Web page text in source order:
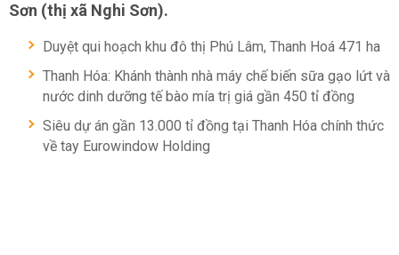
Sơn (thị xã Nghi Sơn).
Duyệt qui hoạch khu đô thị Phú Lâm, Thanh Hoá 471 ha
Thanh Hóa: Khánh thành nhà máy chế biến sữa gạo lứt và
nước dinh dưỡng tế bào mía trị giá gần 450 tỉ đồng
Siêu dự án gần 13.000 tỉ đồng tại Thanh Hóa chính thức
về tay Eurowindow Holding